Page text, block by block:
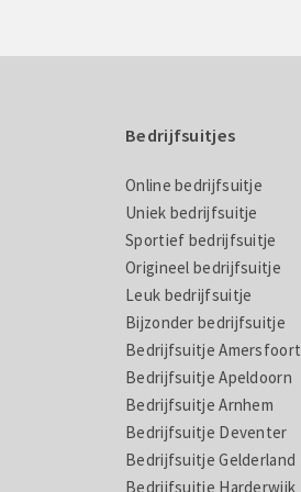
Bedrijfsuitjes
Online bedrijfsuitje
Uniek bedrijfsuitje
Sportief bedrijfsuitje
Origineel bedrijfsuitje
Leuk bedrijfsuitje
Bijzonder bedrijfsuitje
Bedrijfsuitje Amersfoort
Bedrijfsuitje Apeldoorn
Bedrijfsuitje Arnhem
Bedrijfsuitje Deventer
Bedrijfsuitje Gelderland
Bedrijfsuitje Harderwijk